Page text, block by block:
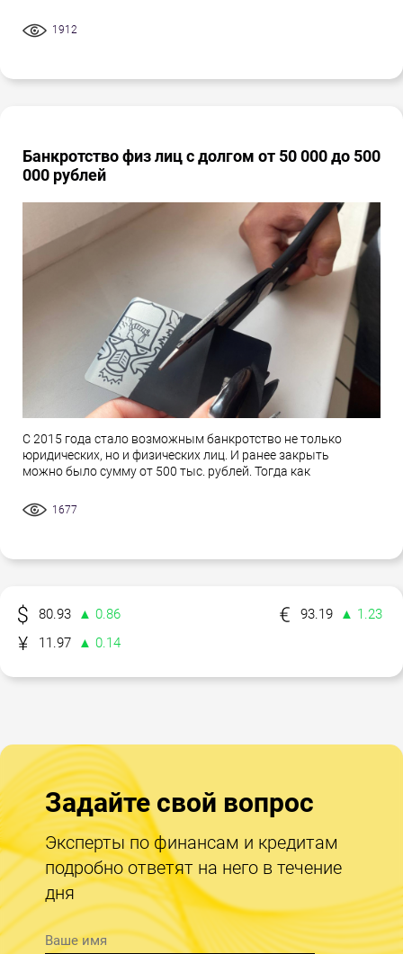
1912
Банкротство физ лиц с долгом от 50 000 до 500
000 рублей
С 2015 года стало возможным банкротство не только
юридических, но и физических лиц. И ранее закрыть
можно было сумму от 500 тыс. рублей. Тогда как
1677
80.93 ▲ 0.86 93.19
▲ 1.23
11.97
▲ 0.14
Задайте свой вопрос
Эксперты по финансам и кредитам
подробно ответят на него в течение
дня